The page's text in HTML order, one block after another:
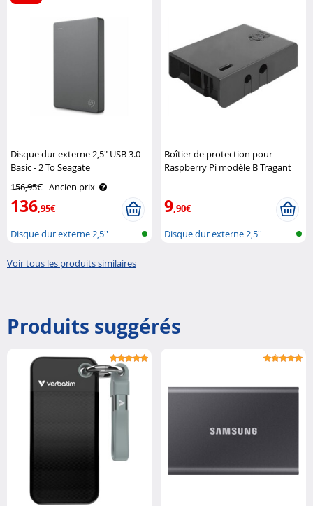
Disque dur externe 2,5" USB 3.0
Basic - 2 To Seagate
156,95€ Ancien prix
136,95€
Disque dur externe 2,5''
Boîtier de protection pour
Raspberry Pi modèle B Tragant
9,90€
Disque dur externe 2,5''
Voir tous les produits similaires
Produits suggérés